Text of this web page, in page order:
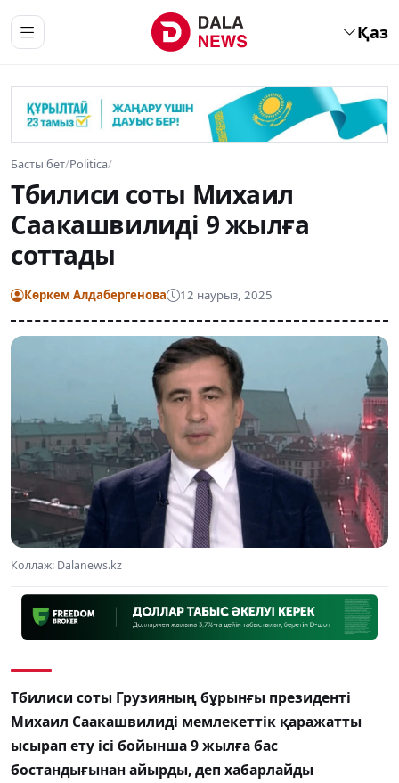
Қаз
Басты бет/Politica/
Тбилиси соты Михаил
Саакашвилиді 9 жылға
соттады
Көркем Алдабергенова 12 наурыз, 2025
Коллаж: Dalanews.kz
Тбилиси соты Грузияның бұрынғы президенті
Михаил Саакашвилиді мемлекеттік қаражатты
ысырап ету ісі бойынша 9 жылға бас
бостандығынан айырды, деп хабарлайды